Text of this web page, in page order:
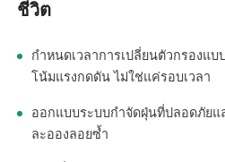
ชีวิต
กำหนดเวลาการเปลี่ยนตัวกรองแ
โน้มแรงกดดัน ไม่ใช่แค่รอบเวลา
ออกแบบระบบกำจัดฝุ่นที่ปลอดภัยแ
ละอองลอยซ้ำ